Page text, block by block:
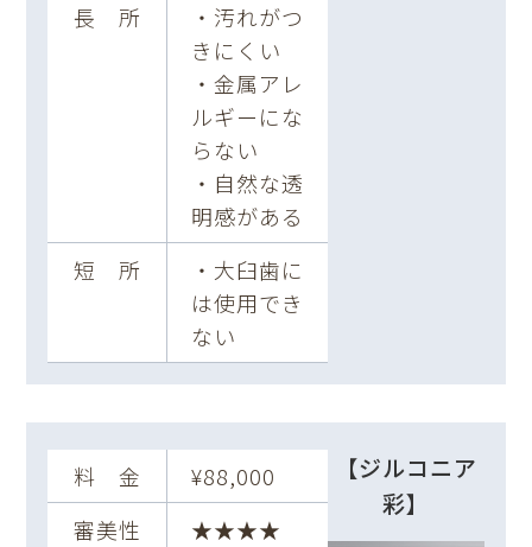
長 所
・汚れがつ
きにくい
・金属アレ
ルギーにな
らない
・自然な透
明感がある
短 所
・大臼歯に
は使用でき
ない
料 金
¥88,000
審美性
★★★★
【ジルコニア
彩】